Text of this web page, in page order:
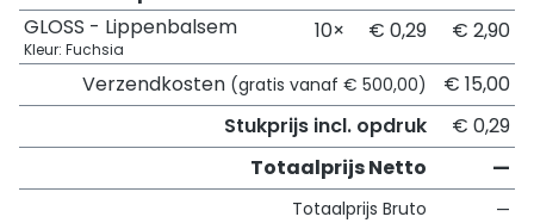
GLOSS - Lippenbalsem
Kleur: Fuchsia
10× € 0,29
€ 2,90
Verzendkosten (gratis vanaf € 500,00)
€ 15,00
Stukprijs incl. opdruk
€ 0,29
Totaalprijs Netto
—
Totaalprijs Bruto —